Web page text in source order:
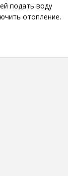
подать воду
отопление.